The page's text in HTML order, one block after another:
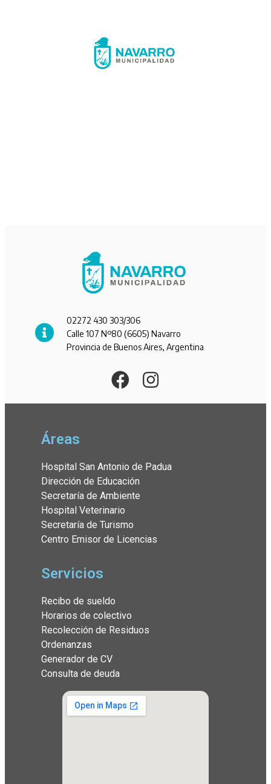
02272 430 303/306
Calle 107 Nº80 (6605) Navarro
Provincia de Buenos Aires, Argentina
Áreas
Hospital San Antonio de Padua
Dirección de Educación
Secretaría de Ambiente
Hospital Veterinario
Secretaría de Turismo
Centro Emisor de Licencias
Servicios
Recibo de sueldo
Horarios de colectivo
Recolección de Residuos
Ordenanzas
Generador de CV
Consulta de deuda